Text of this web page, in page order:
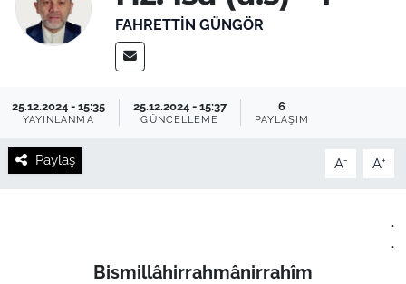
FAHRETTIN GÜNGÖR
25.12.2024 - 15:35
YAYINLANMA
25.12.2024 - 15:37
GÜNCELLEME
6
PAYLAŞIM
Paylaş A- A+
.
.
Bismillâhirrahmânirrahîm